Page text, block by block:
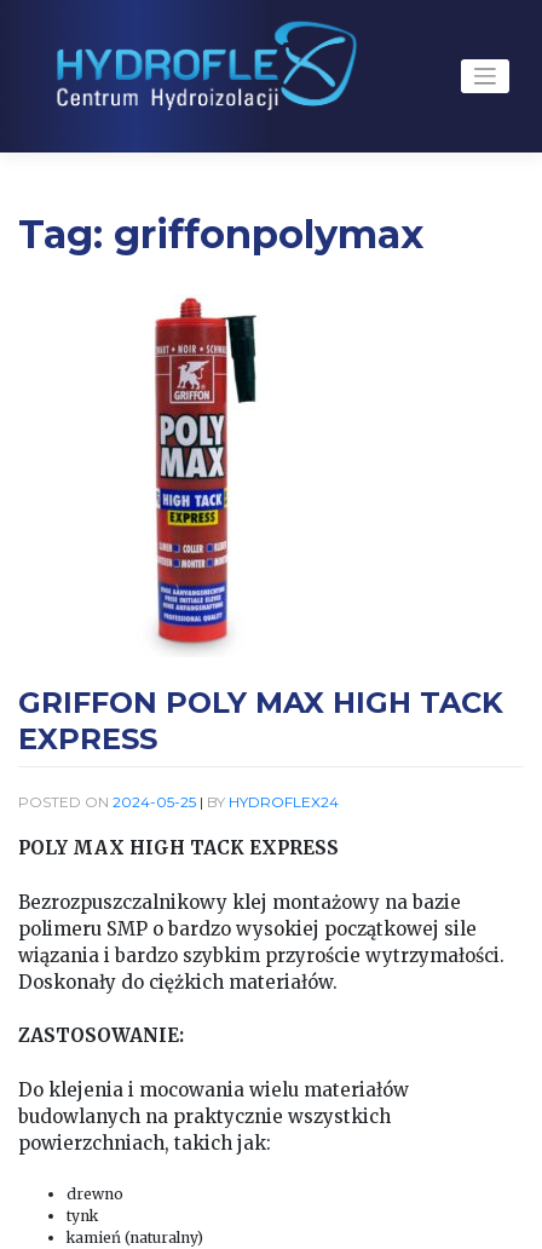
Tag: griffonpolymax
GRIFFON POLY MAX HIGH TACK
EXPRESS
POSTED ON 2024-05-25 | BY HYDROFLEX24
POLY MAX HIGH TACK EXPRESS
Bezrozpuszczalnikowy klej montażowy na bazie
polimeru SMP o bardzo wysokiej początkowej sile
wiązania i bardzo szybkim przyroście wytrzymałości.
Doskonały do ciężkich materiałów.
ZASTOSOWANIE:
Do klejenia i mocowania wielu materiałów
budowlanych na praktycznie wszystkich
powierzchniach, takich jak:
drewno
tynk
kamień (naturalny)